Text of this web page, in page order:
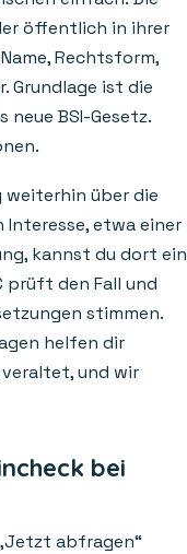
öffentlich in ihrer
Rechtsform,
Grundlage ist die
neue BSI-Gesetz.
weiterhin über die
Interesse, etwa einer
kannst du dort ein
prüft den Fall und
stimmen.
helfen dir
und wir
bei
abfragen“